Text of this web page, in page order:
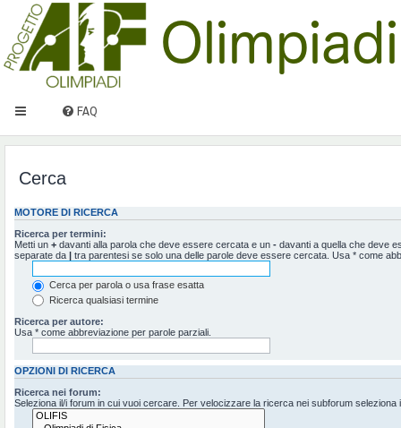
FAQ
Cerca
MOTORE DI RICERCA
Ricerca per termini:
Metti un + davanti alla parola che deve essere cercata e un - davanti a quella che deve
separate da
tra parentesi se solo una delle parole deve essere cercata. Usa * come
Cerca per parola o usa frase esatta
Ricerca qualsiasi termine
Ricerca per autore:
Usa * come abbreviazione per parole parziali.
OPZIONI DI RICERCA
Ricerca nei forum:
Seleziona il/i forum in cui vuoi cercare. Per velocizzare la ricerca nei subforum seleziona